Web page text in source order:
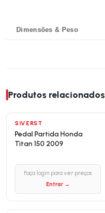
Dimensões & Peso
Produtos relacionados
SIVERST
Pedal Partida Honda
Titan 150 2009
Faça login para ver preços
Entrar →